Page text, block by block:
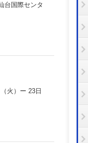
台国際センタ
火）ー 23日